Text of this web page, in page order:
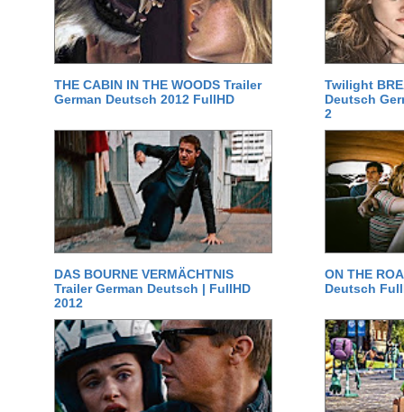
THE CABIN IN THE WOODS Trailer
German Deutsch 2012 FullHD
Twilight
Deutsch
2
DAS BOURNE VERMÄCHTNIS
Trailer German Deutsch | FullHD
2012
ON THE
Deutsch